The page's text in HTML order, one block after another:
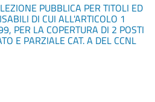
PUBBLICA PER TITOLI ED
DI CUI ALL'ARTICOLO 1
PER LA COPERTURA DI 2 POSTI
E PARZIALE CAT. A DEL CCNL